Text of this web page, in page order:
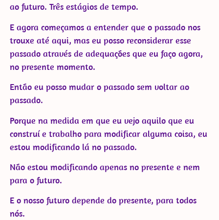
ao futuro. Três estágios de tempo.
E agora começamos a entender que o passado nos
trouxe até aqui, mas eu posso reconsiderar esse
passado através de adequações que eu faço agora,
no presente momento.
Então eu posso mudar o passado sem voltar ao
passado.
Porque na medida em que eu vejo aquilo que eu
construí e trabalho para modificar alguma coisa, eu
estou modificando lá no passado.
Não estou modificando apenas no presente e nem
para o futuro.
E o nosso futuro depende do presente, para todos
nós.